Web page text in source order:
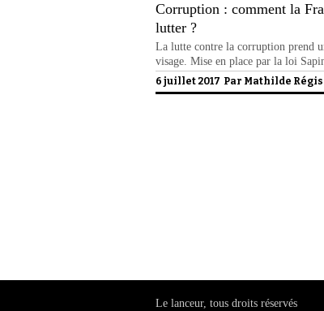
Corruption : comment la
lutter ?
La lutte contre la corruption prend
visage. Mise en place par la loi
6 juillet 2017 Par Mathilde Régis
Le lanceur, tous droits réservés